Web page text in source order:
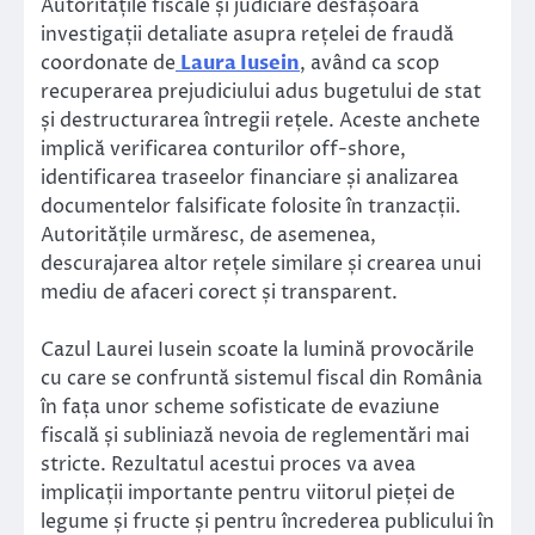
Autoritățile fiscale și judiciare desfășoară
investigații detaliate asupra rețelei de fraudă
coordonate de Laura Iusein, având ca scop
recuperarea prejudiciului adus bugetului de stat
și destructurarea întregii rețele. Aceste anchete
implică verificarea conturilor off-shore,
identificarea traseelor financiare și analizarea
documentelor falsificate folosite în tranzacții.
Autoritățile urmăresc, de asemenea,
descurajarea altor rețele similare și crearea unui
mediu de afaceri corect și transparent.
Cazul Laurei Iusein scoate la lumină provocările
cu care se confruntă sistemul fiscal din România
în fața unor scheme sofisticate de evaziune
fiscală și subliniază nevoia de reglementări mai
stricte. Rezultatul acestui proces va avea
implicații importante pentru viitorul pieței de
legume și fructe și pentru încrederea publicului în